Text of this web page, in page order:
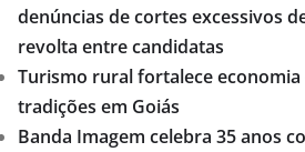
denúncias de cortes excessivos
revolta entre candidatas
Turismo rural fortalece economia
tradições em Goiás
Banda Imagem celebra 35 anos